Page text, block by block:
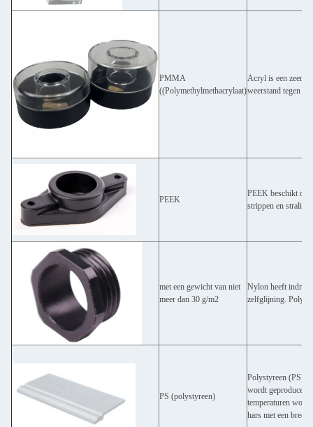
PMMA
((Polymethylmethacrylaat)
Acryl is een zeer
weerstand tegen
PEEK
PEEK beschikt
strippen en straling.
met een gewicht van niet
meer dan 30 g/m2
Nylon heeft
zelfglijning.
PS (polystyreen)
Polystyreen (PS) is
wordt
temperaturen
hars met een breed